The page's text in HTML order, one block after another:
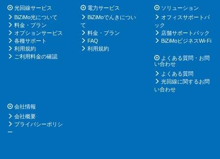
光回線サービス
BiZiMo光について
料金・プラン
オプションサービス
各種サポート
利用規約
ご利用料金の確認
電力サービス
BiZiMoでんきについ
て
料金・プラン
FAQ
利用規約
ソリューション
オフィスサポートパ
ック
店舗サポートパック
BiZiMoビジネスWi-Fi
よくある質問・お問
い合わせ
よくある質問
光回線に関するお問
い合わせ
会社情報
会社概要
プライバシーポリシ
ー